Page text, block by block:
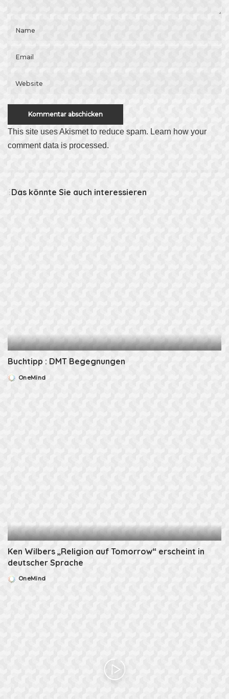
This site uses Akismet to reduce spam. Learn how your
comment data is processed.
Das könnte Sie auch interessieren
Buchtipp : DMT Begegnungen
PostedOneMind
Ken Wilbers „Religion auf Tomorrow“ erscheint in
deutscher Sprache
PostedOneMind